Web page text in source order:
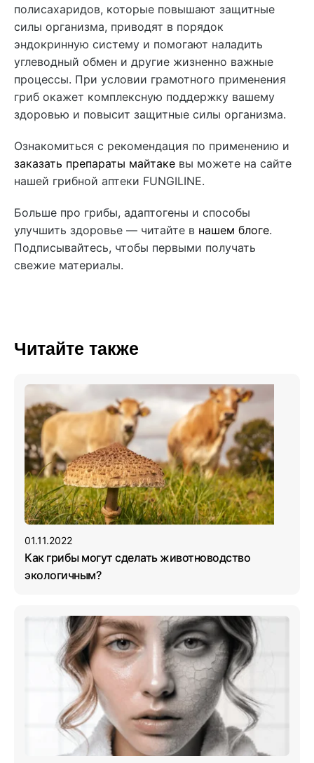
полисахаридов, которые повышают защитные
силы организма, приводят в порядок
эндокринную систему и помогают наладить
углеводный обмен и другие жизненно важные
процессы. При условии грамотного применения
гриб окажет комплексную поддержку вашему
здоровью и повысит защитные силы организма.
Ознакомиться с рекомендация по применению и
заказать препараты майтаке вы можете на сайте
нашей грибной аптеки FUNGILINE.
Больше про грибы, адаптогены и способы
улучшить здоровье — читайте в нашем блоге.
Подписывайтесь, чтобы первыми получать
свежие материалы.
Читайте также
01.11.2022
Как грибы могут сделать животноводство
экологичным?